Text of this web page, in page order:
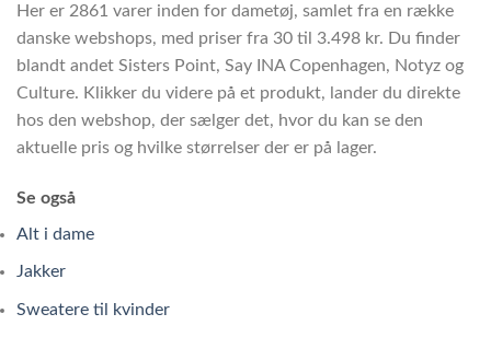
Her er 2861 varer inden for dametøj, samlet fra en række
danske webshops, med priser fra 30 til 3.498 kr. Du finder
blandt andet Sisters Point, Say INA Copenhagen, Notyz og
Culture. Klikker du videre på et produkt, lander du direkte
hos den webshop, der sælger det, hvor du kan se den
aktuelle pris og hvilke størrelser der er på lager.
Se også
Alt i dame
Jakker
Sweatere til kvinder